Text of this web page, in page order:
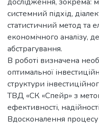
системний підхід,
статистичний метод та
економічного аналізу,
абстрагування.
В роботі визначена
оптимальної
структури
ТВД «СК «Спейр» з
ефективності,
Вдосконалення